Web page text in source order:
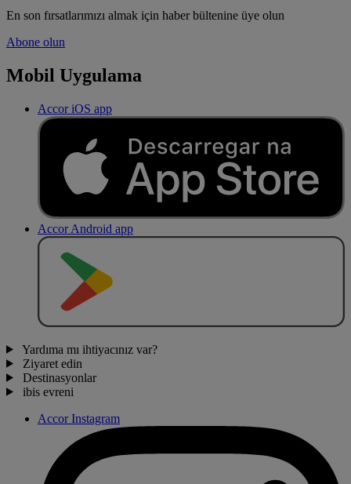
En son fırsatlarımızı almak için haber bültenine üye olun
Abone olun
Mobil Uygulama
Accor iOS app
Accor Android app
Yardıma mı ihtiyacınız var?
Ziyaret edin
Destinasyonlar
ibis evreni
Accor Instagram